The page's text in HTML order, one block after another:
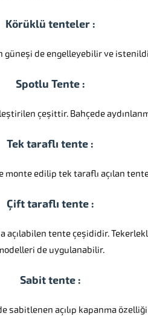
Körüklü tenteler :
güneşi de engelleyebilir ve
Spotlu Tente :
çeşittir. Bahçede
Tek taraflı tente :
monte edilip tek taraflı açılan
Çift taraflı tente :
açılabilen tente çeşididir.
de uygulanabilir.
Sabit tente :
sabitlenen açılıp kapanma